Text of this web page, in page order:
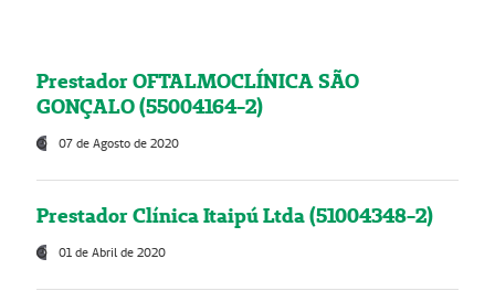
Prestador OFTALMOCLÍNICA SÃO
GONÇALO (55004164-2)
07 de Agosto de 2020
Prestador Clínica Itaipú Ltda (51004348-2)
01 de Abril de 2020